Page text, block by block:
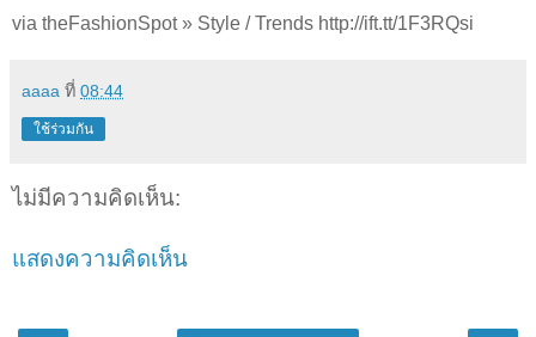
via theFashionSpot » Style / Trends http://ift.tt/1F3RQsi
aaaa ที่ 08:44
ใช้ร่วมกัน
ไม่มีความคิดเห็น:
แสดงความคิดเห็น